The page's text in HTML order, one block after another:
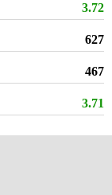
3.72
627
467
3.71